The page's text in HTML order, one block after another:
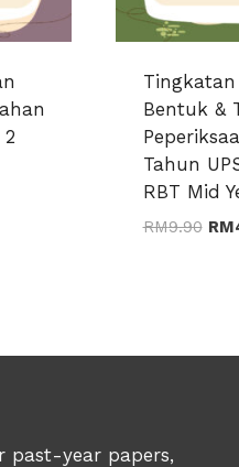
Tingkatan
Bentuk &
Tahun
RBT Mid
RM9.90 RM
past-year papers,